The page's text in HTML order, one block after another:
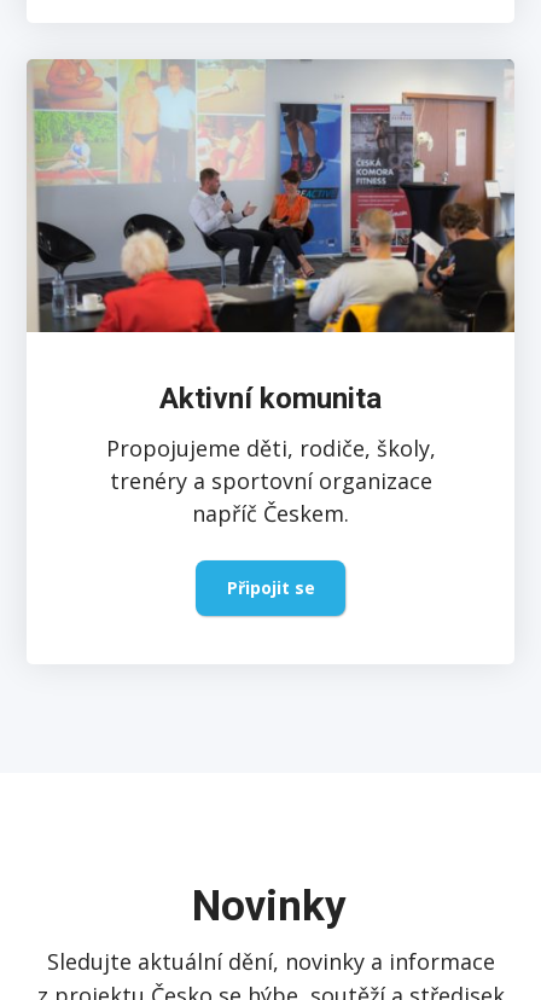
Aktivní komunita
Propojujeme děti, rodiče, školy,
trenéry a sportovní organizace
napříč Českem.
Připojit se
Novinky
Sledujte aktuální dění, novinky a informace